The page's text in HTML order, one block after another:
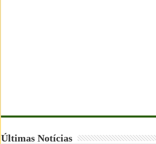
Últimas Notícias